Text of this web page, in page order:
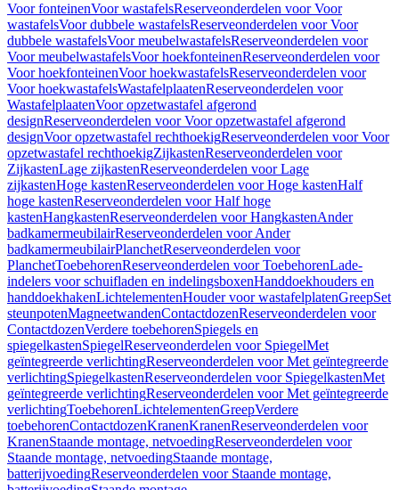
Voor fonteinenVoor wastafelsReserveonderdelen voor Voor
wastafelsVoor dubbele wastafelsReserveonderdelen voor Voor
dubbele wastafelsVoor meubelwastafelsReserveonderdelen voor
Voor meubelwastafelsVoor hoekfonteinenReserveonderdelen voor
Voor hoekfonteinenVoor hoekwastafelsReserveonderdelen voor
Voor hoekwastafelsWastafelplaatenReserveonderdelen voor
WastafelplaatenVoor opzetwastafel afgerond
designReserveonderdelen voor Voor opzetwastafel afgerond
designVoor opzetwastafel rechthoekigReserveonderdelen voor Voor
opzetwastafel rechthoekigZijkastenReserveonderdelen voor
ZijkastenLage zijkastenReserveonderdelen voor Lage
zijkastenHoge kastenReserveonderdelen voor Hoge kastenHalf
hoge kastenReserveonderdelen voor Half hoge
kastenHangkastenReserveonderdelen voor HangkastenAnder
badkamermeubilairReserveonderdelen voor Ander
badkamermeubilairPlanchetReserveonderdelen voor
PlanchetToebehorenReserveonderdelen voor ToebehorenLade-
indelers voor schuifladen en indelingsboxenHanddoekhouders en
handdoekhakenLichtelementenHouder voor wastafelplatenGreepSet
steunpotenMagneetwandenContactdozenReserveonderdelen voor
ContactdozenVerdere toebehorenSpiegels en
spiegelkastenSpiegelReserveonderdelen voor SpiegelMet
geïntegreerde verlichtingReserveonderdelen voor Met geïntegreerde
verlichtingSpiegelkastenReserveonderdelen voor SpiegelkastenMet
geïntegreerde verlichtingReserveonderdelen voor Met geïntegreerde
verlichtingToebehorenLichtelementenGreepVerdere
toebehorenContactdozenKranenKranenReserveonderdelen voor
KranenStaande montage, netvoedingReserveonderdelen voor
Staande montage, netvoedingStaande montage,
batterijvoedingReserveonderdelen voor Staande montage,